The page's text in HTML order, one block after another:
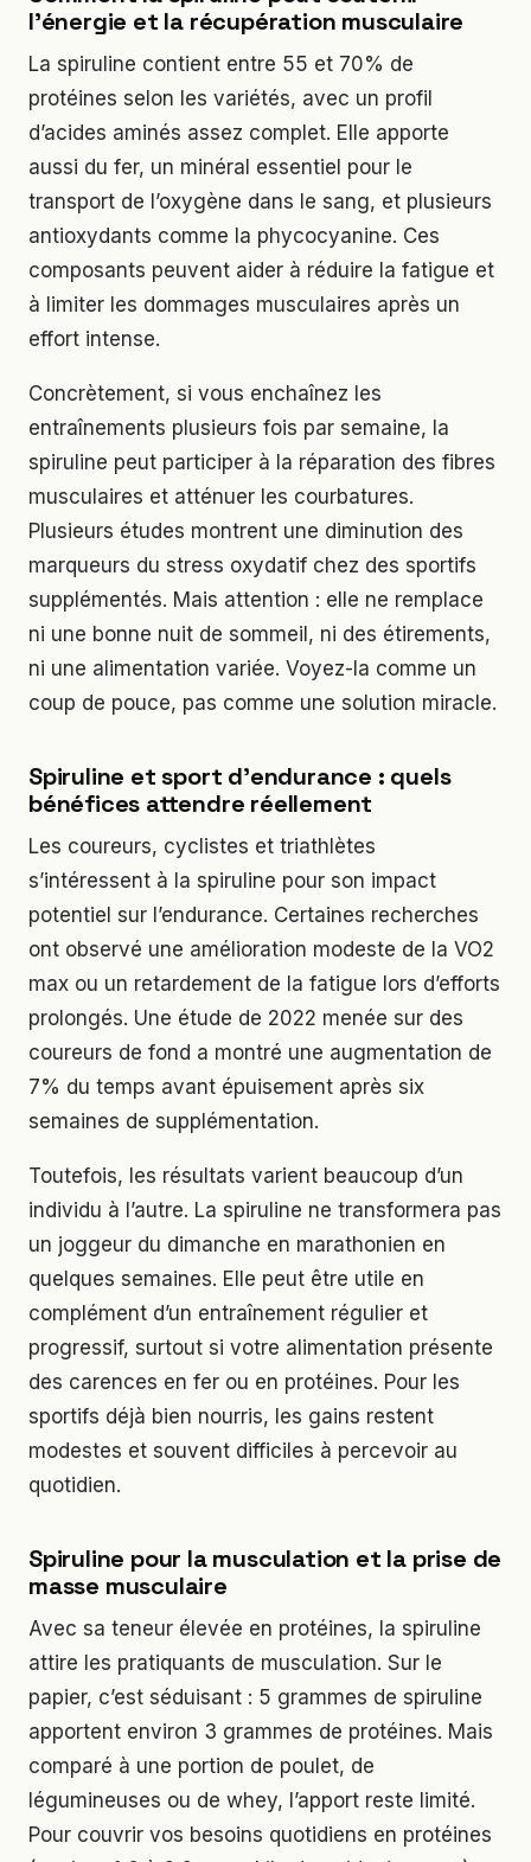
l’énergie et la récupération musculaire
La spiruline contient entre 55 et 70% de
protéines selon les variétés, avec un profil
d’acides aminés assez complet. Elle apporte
aussi du fer, un minéral essentiel pour le
transport de l’oxygène dans le sang, et plusieurs
antioxydants comme la phycocyanine. Ces
composants peuvent aider à réduire la fatigue et
à limiter les dommages musculaires après un
effort intense.
Concrètement, si vous enchaînez les
entraînements plusieurs fois par semaine, la
spiruline peut participer à la réparation des fibres
musculaires et atténuer les courbatures.
Plusieurs études montrent une diminution des
marqueurs du stress oxydatif chez des sportifs
supplémentés. Mais attention : elle ne remplace
ni une bonne nuit de sommeil, ni des étirements,
ni une alimentation variée. Voyez-la comme un
coup de pouce, pas comme une solution miracle.
Spiruline et sport d’endurance : quels
bénéfices attendre réellement
Les coureurs, cyclistes et triathlètes
s’intéressent à la spiruline pour son impact
potentiel sur l’endurance. Certaines recherches
ont observé une amélioration modeste de la VO2
max ou un retardement de la fatigue lors d’efforts
prolongés. Une étude de 2022 menée sur des
coureurs de fond a montré une augmentation de
7% du temps avant épuisement après six
semaines de supplémentation.
Toutefois, les résultats varient beaucoup d’un
individu à l’autre. La spiruline ne transformera pas
un joggeur du dimanche en marathonien en
quelques semaines. Elle peut être utile en
complément d’un entraînement régulier et
progressif, surtout si votre alimentation présente
des carences en fer ou en protéines. Pour les
sportifs déjà bien nourris, les gains restent
modestes et souvent difficiles à percevoir au
quotidien.
Spiruline pour la musculation et la prise de
masse musculaire
Avec sa teneur élevée en protéines, la spiruline
attire les pratiquants de musculation. Sur le
papier, c’est séduisant : 5 grammes de spiruline
apportent environ 3 grammes de protéines. Mais
comparé à une portion de poulet, de
légumineuses ou de whey, l’apport reste limité.
Pour couvrir vos besoins quotidiens en protéines